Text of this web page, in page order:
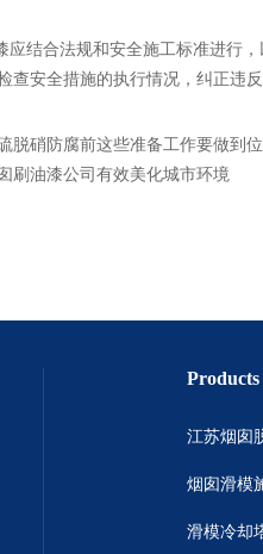
合法规和安全施工标准进行，
查安全措施的执行情况，纠正违
脱硝防腐前这些准备工作要做到位
刷油漆公司有效美化城市环境
Products
江苏烟囱
烟囱滑模
滑模冷却